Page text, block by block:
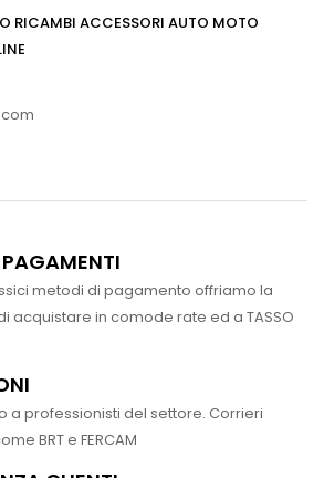
RICAMBI ACCESSORI AUTO MOTO
metodi di pagamento offriamo la
acquistare in comode rate ed a TASSO
a professionisti del settore. Corrieri
BRT e FERCAM